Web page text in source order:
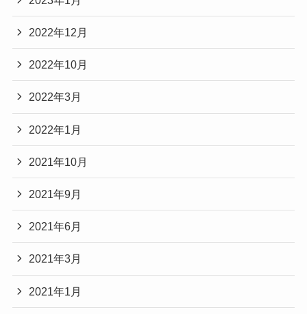
2022年12月
2022年10月
2022年3月
2022年1月
2021年10月
2021年9月
2021年6月
2021年3月
2021年1月